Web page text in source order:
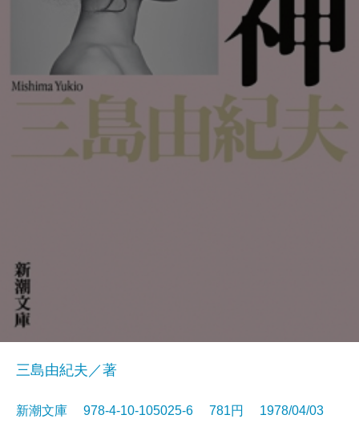
三島由紀夫／著
新潮文庫 978-4-10-105025-6 781円 1978/04/03